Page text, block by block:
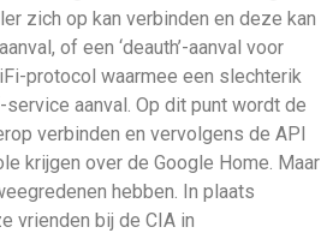
zich op kan verbinden en deze kan
of een ‘deauth’-aanval voor
protocol waarmee een slechterik
aanval. Op dit punt wordt de
verbinden en vervolgens de API
krijgen over de Google Home. Maar
hebben. In plaats
vrienden bij de CIA in